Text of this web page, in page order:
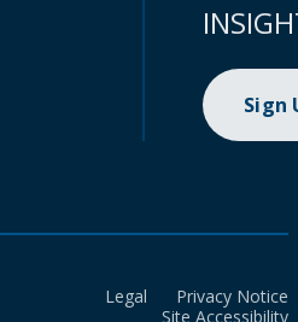
Sign
Legal
Privacy Notice
Site Accessibility